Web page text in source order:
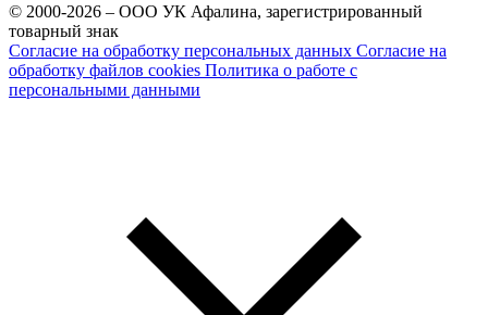
© 2000-2026 – ООО УК Афалина, зарегистрированный
товарный знак
Согласие на обработку персональных данных Согласие на
обработку файлов cookies Политика о работе с
персональными данными